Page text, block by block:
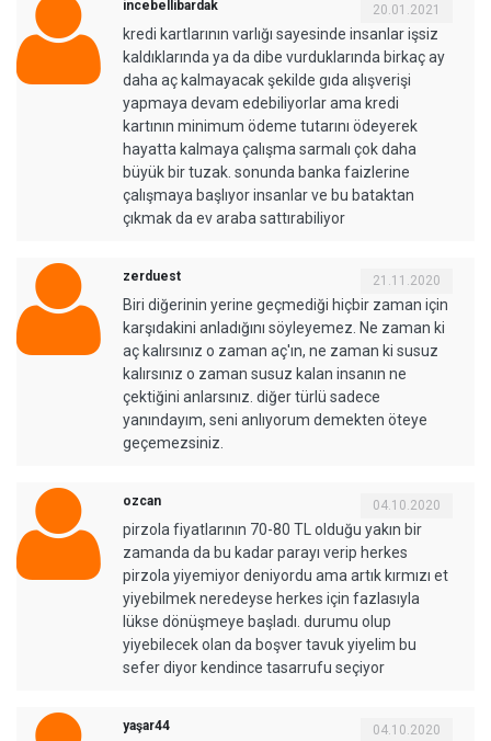
incebellibardak 20.01.2021
kredi kartlarının varlığı sayesinde insanlar işsiz
kaldıklarında ya da dibe vurduklarında birkaç ay
daha aç kalmayacak şekilde gıda alışverişi
yapmaya devam edebiliyorlar ama kredi
kartının minimum ödeme tutarını ödeyerek
hayatta kalmaya çalışma sarmalı çok daha
büyük bir tuzak. sonunda banka faizlerine
çalışmaya başlıyor insanlar ve bu bataktan
çıkmak da ev araba sattırabiliyor
zerduest 21.11.2020
Biri diğerinin yerine geçmediği hiçbir zaman için
karşıdakini anladığını söyleyemez. Ne zaman ki
aç kalırsınız o zaman aç'ın, ne zaman ki susuz
kalırsınız o zaman susuz kalan insanın ne
çektiğini anlarsınız. diğer türlü sadece
yanındayım, seni anlıyorum demekten öteye
geçemezsiniz.
ozcan 04.10.2020
pirzola fiyatlarının 70-80 TL olduğu yakın bir
zamanda da bu kadar parayı verip herkes
pirzola yiyemiyor deniyordu ama artık kırmızı et
yiyebilmek neredeyse herkes için fazlasıyla
lükse dönüşmeye başladı. durumu olup
yiyebilecek olan da boşver tavuk yiyelim bu
sefer diyor kendince tasarrufu seçiyor
yaşar44 04.10.2020